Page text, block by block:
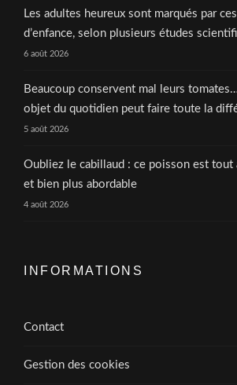
Les adultes heureux sont marqués par
d’enfance, selon plusieurs études
6 août 2026
Beaucoup conservent mal leurs
objet du quotidien peut faire toute la
5 août 2026
Oubliez le cabillaud : ce poisson est tout
et bien plus abordable
4 août 2026
INFORMATIONS
Contact
Gestion des cookies